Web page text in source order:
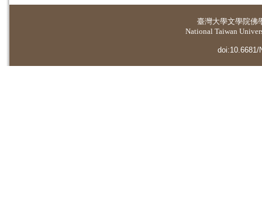
臺灣大學文學院佛
National Taiwan
doi:10.6681/